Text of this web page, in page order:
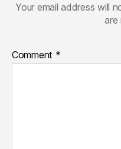
Your email address will
are
Comment *